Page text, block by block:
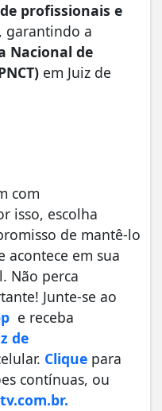
profissionais e
, garantindo a
Nacional de
em Juiz de
com
isso, escolha
de mantê-lo
acontece em sua
Não perca
Junte-se ao
e receba
de
Clique para
contínuas, ou